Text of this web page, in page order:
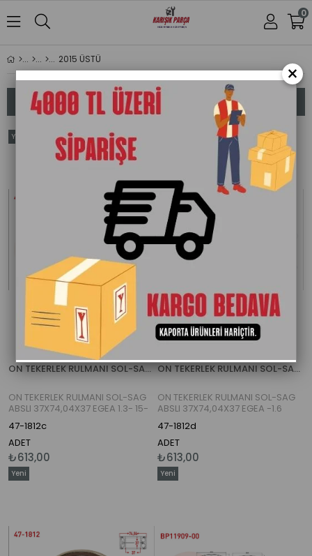
0
2015 ÜSTÜ
Filtreleme
Sıralama
ON TEKERLEK RULMANI SOL-SAG ABSLI 37X74,04X37 EGEA 1.3- 15-
ON TEKERLEK RULMANI SOL-SAG
ABSLI 37X74,04X37 EGEA 1.3- 15-
47-1812c
ADET
₺613,00
Yeni
ON TEKERLEK RULMANI SOL-SAG ABSLI 37X74,04X37 EGEA -1.6 MJT- 15-
ON TEKERLEK RULMANI SOL-SAG
ABSLI 37X74,04X37 EGEA -1.6
MJT- 15-
47-1812d
ADET
₺613,00
Yeni
Yeni
×